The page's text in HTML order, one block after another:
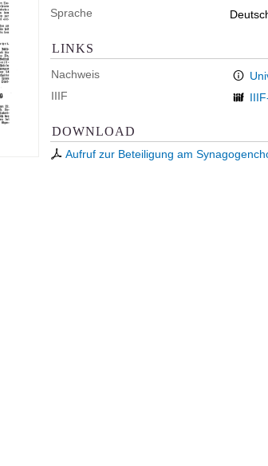
Sprache
LINKS
Nachweis
IIIF
DOWNLOAD
Aufruf zur Beteiligung am